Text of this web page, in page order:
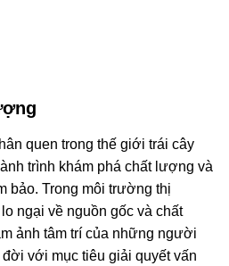
quen trong thế giới trái cây
trình khám phá chất lượng và
bảo. Trong môi trường thị
ngại về nguồn gốc và chất
ảnh tâm trí của những người
đời với mục tiêu giải quyết vấn